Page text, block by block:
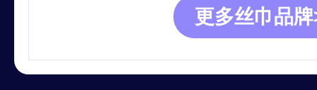
更多丝巾品